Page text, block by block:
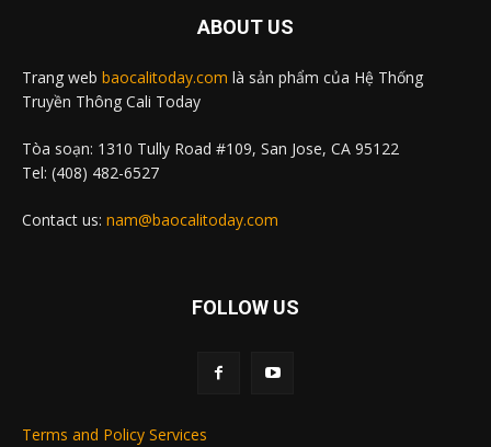
ABOUT US
Trang web baocalitoday.com là sản phẩm của Hệ Thống
Truyền Thông Cali Today
Tòa soạn: 1310 Tully Road #109, San Jose, CA 95122
Tel: (408) 482-6527
Contact us: nam@baocalitoday.com
FOLLOW US
Terms and Policy Services